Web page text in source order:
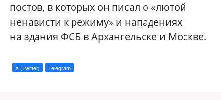
постов, в которых он писал о «лютой
ненависти к режиму» и нападениях
на здания ФСБ в Архангельске и Москве.
X (Twitter) Telegram